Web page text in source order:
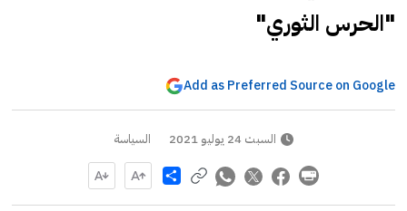
"الحرس الثوري"
Add as Preferred Source on Google
السبت 24 يوليو 2021 السياسة
Share